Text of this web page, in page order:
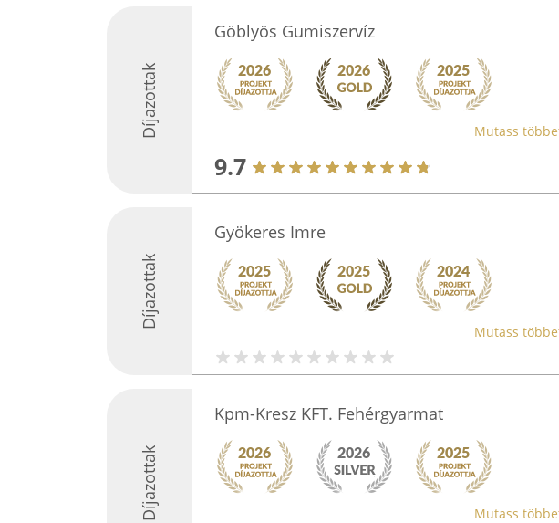
Díjazottak
Göblyös Gumiszervíz
Mutass
9.7
Díjazottak
Gyökeres Imre
Mutass
Díjazottak
Kpm-Kresz KFT. Fehérgyarmat
Mutass